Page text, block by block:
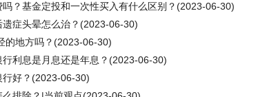
？基金定投和一次性买入有什么区别？(2023-06-30)
症头晕怎么治？(2023-06-30)
的地方吗？(2023-06-30)
利息是月息还是年息？(2023-06-30)
好？(2023-06-30)